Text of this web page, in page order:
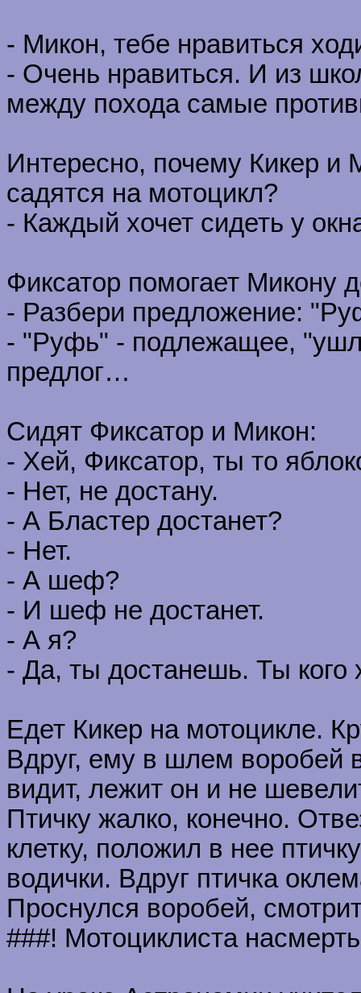
- Микон, тебе нравиться
- Очень нравиться. И из
между похода самые
Интересно, почему Кикер и
садятся на мотоцикл?
- Каждый хочет сидеть у
Фиксатор помогает Микону
- Разбери предложение:
- "Руфь" - подлежащее,
предлог…
Сидят Фиксатор и Микон:
- Хей, Фиксатор, ты то
- Нет, не достану.
- А Бластер достанет?
- Нет.
- А шеф?
- И шеф не достанет.
- А я?
- Да, ты достанешь. Ты кого
Едет Кикер на мотоцикле.
Вдруг, ему в шлем воробей
видит, лежит он и не
Птичку жалко, конечно.
клетку, положил в нее
водички. Вдруг птичка
Проснулся воробей,
###! Мотоциклиста